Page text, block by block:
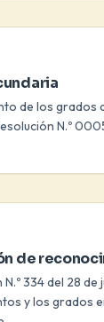
de los grados
N.º
de
N.º 334 del 28
y los grados